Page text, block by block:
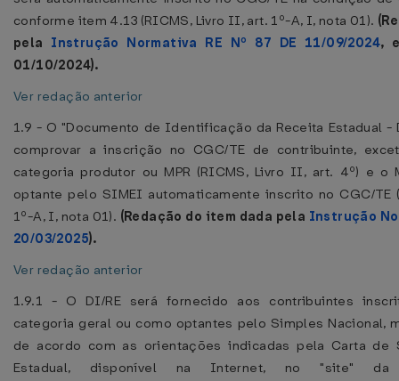
conforme item 4.13 (RICMS, Livro II, art. 1º-A, I, nota 01).
pela Instrução Normativa RE Nº 87 DE 11/09/2024,
01/10/2024).
Ver redação anterior
1.9 - O "Documento de Identificação da Receita Estadual -
comprovar a inscrição no CGC/TE de contribuinte,
categoria produtor ou MPR (RICMS, Livro II, art. 4º) e o
optante pelo SIMEI automaticamente inscrito no CGC/TE
1º-A, I, nota 01). (Redação do item dada pela Instrução
20/03/2025).
Ver redação anterior
1.9.1 - O DI/RE será fornecido aos contribuintes
categoria geral ou como optantes pelo Simples Nacional,
de acordo com as orientações indicadas pela Carta de
Estadual, disponível na Internet, no "site" da